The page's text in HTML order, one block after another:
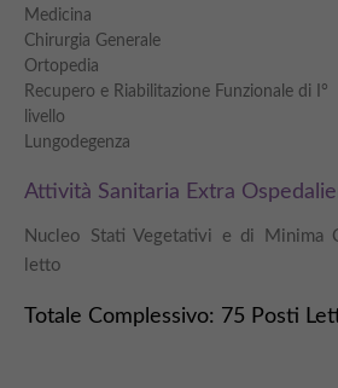
Medicina
Chirurgia Generale
Ortopedia
Recupero e Riabilitazione Funzionale di I°
livello
Lungodegenza
Attività Sanitaria Extra
Nucleo Stati Vegetativi e di Minima
letto
Totale Complessivo: 75 Posti